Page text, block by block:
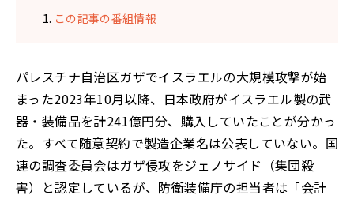
この記事の番組情報
パレスチナ自治区ガザでイスラエルの大規模攻撃が始
まった2023年10月以降、日本政府がイスラエル製の武
器・装備品を計241億円分、購入していたことが分かっ
た。すべて随意契約で製造企業名は公表していない。国
連の調査委員会はガザ侵攻をジェノサイド（集団殺
害）と認定しているが、防衛装備庁の担当者は「会計